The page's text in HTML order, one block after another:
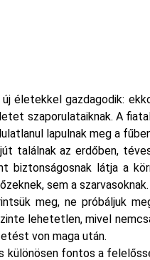
életekkel gazdagodik:
szaporulataiknak. A
lapulnak meg a
találnak az erdőben,
biztonságosnak látja a
sem a szarvasoknak.
meg, ne próbáljuk
lehetetlen, mivel
von maga után.
fontos a